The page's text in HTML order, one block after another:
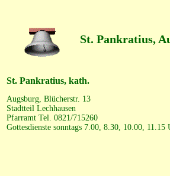
St. Pankratius,
St. Pankratius, kath.
Augsburg, Blücherstr. 13
Stadtteil Lechhausen
Pfarramt Tel. 0821/715260
Gottesdienste sonntags 7.00, 8.30, 10.00, 11.15